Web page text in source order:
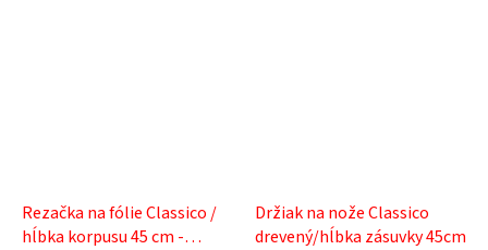
Rezačka na fólie Classico /
hĺbka korpusu 45 cm -
Držiak na nože Classico
drevený/hĺbka zásuvky 45cm